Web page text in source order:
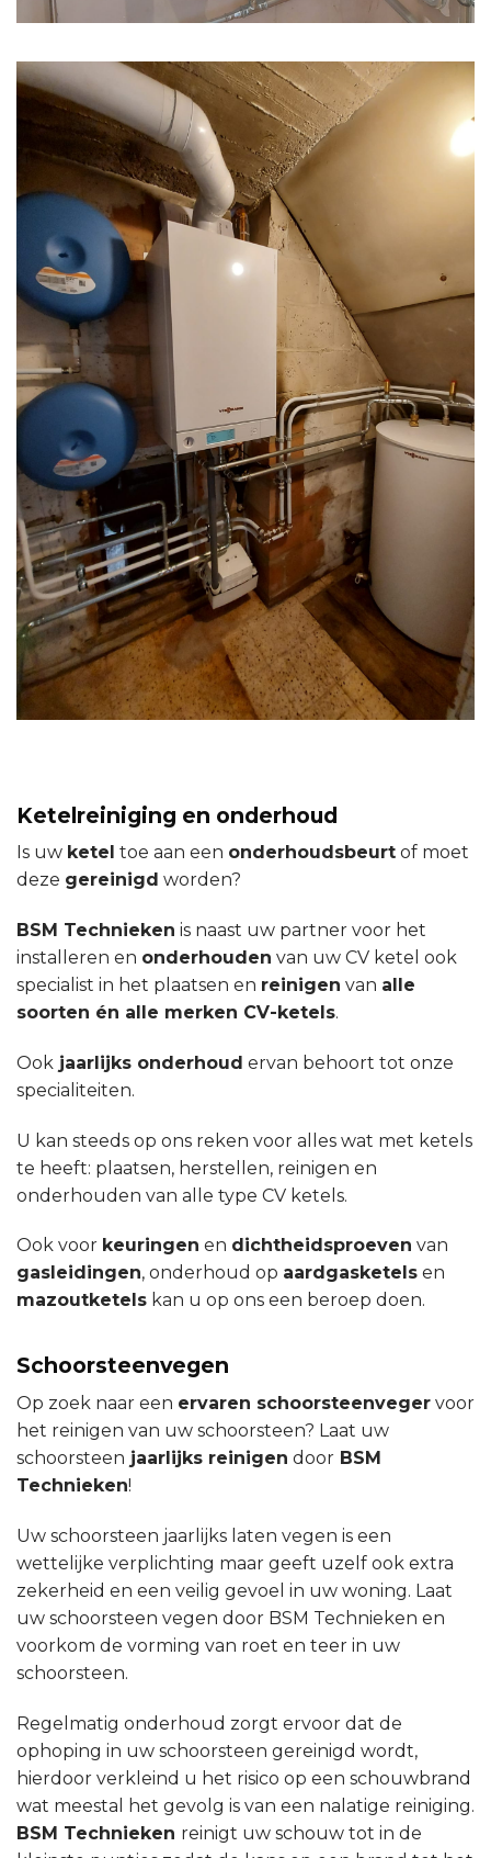
Ketelreiniging en onderhoud
Is uw ketel toe aan een onderhoudsbeurt of moet
deze gereinigd worden?
BSM Technieken is naast uw partner voor het
installeren en onderhouden van uw CV ketel ook
specialist in het plaatsen en reinigen van alle
soorten én alle merken CV-ketels.
Ook jaarlijks onderhoud ervan behoort tot onze
specialiteiten.
U kan steeds op ons reken voor alles wat met ketels
te heeft: plaatsen, herstellen, reinigen en
onderhouden van alle type CV ketels.
Ook voor keuringen en dichtheidsproeven van
gasleidingen, onderhoud op aardgasketels en
mazoutketels kan u op ons een beroep doen.
Schoorsteenvegen
Op zoek naar een ervaren schoorsteenveger voor
het reinigen van uw schoorsteen? Laat uw
schoorsteen jaarlijks reinigen door BSM
Technieken!
Uw schoorsteen jaarlijks laten vegen is een
wettelijke verplichting maar geeft uzelf ook extra
zekerheid en een veilig gevoel in uw woning. Laat
uw schoorsteen vegen door BSM Technieken en
voorkom de vorming van roet en teer in uw
schoorsteen.
Regelmatig onderhoud zorgt ervoor dat de
ophoping in uw schoorsteen gereinigd wordt,
hierdoor verkleind u het risico op een schouwbrand
wat meestal het gevolg is van een nalatige reiniging.
BSM Technieken reinigt uw schouw tot in de